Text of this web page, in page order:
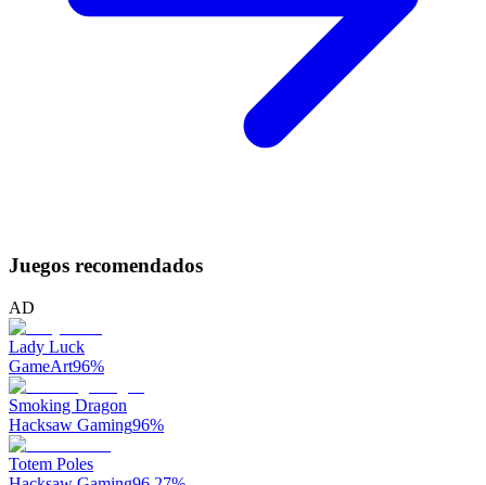
Juegos recomendados
AD
Lady Luck
GameArt96%
Smoking Dragon
Hacksaw Gaming96%
Totem Poles